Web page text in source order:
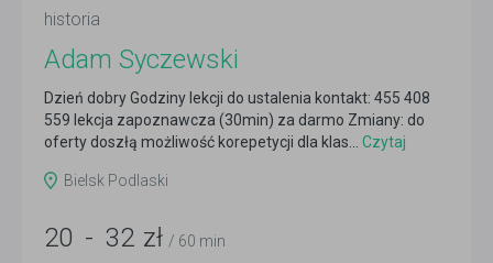
historia
Adam Syczewski
Dzień dobry Godziny lekcji do ustalenia kontakt: 455 408
559 lekcja zapoznawcza (30min) za darmo Zmiany: do
oferty doszłą możliwość korepetycji dla klas... Czytaj
Bielsk Podlaski
20 - 32 zł / 60 min